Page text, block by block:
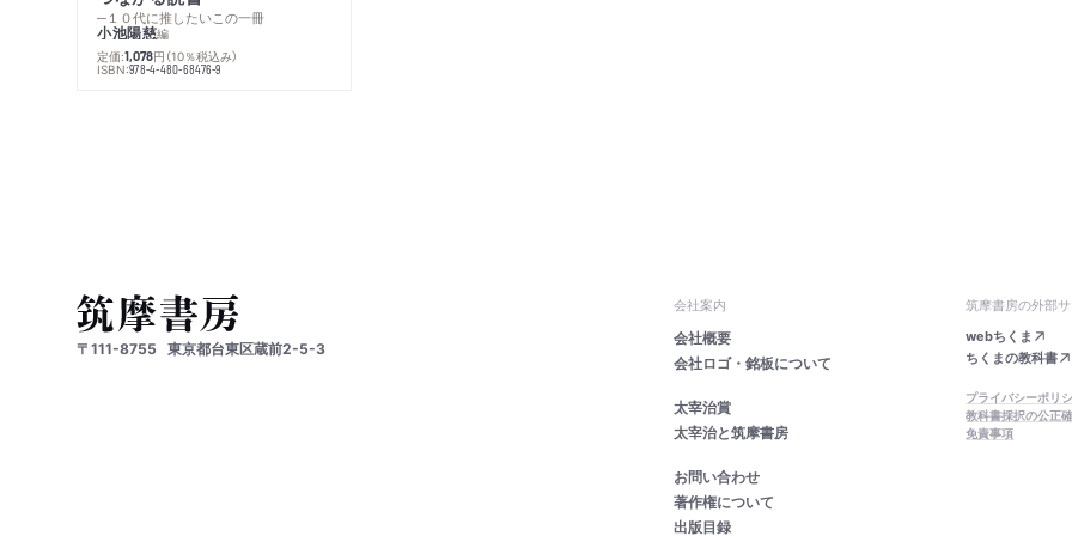
─１０代に推したいこの一冊
小池陽慈編
定価:1,078円 （10％税込み）
ISBN:978-4-480-68476-9
〒111-8755 東京都台東区蔵前2-5-3
会社案内
会社概要
会社ロゴ・銘板について
太宰治賞
太宰治と筑摩書房
お問い合わせ
著作権について
出版目録
筑摩書房の外部サ
webちくま
ちくまの教科書
プライバシーポリ
教科書採択の公正
免責事項